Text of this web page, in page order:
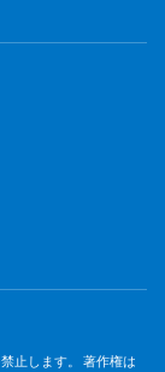
止します。 著作権は